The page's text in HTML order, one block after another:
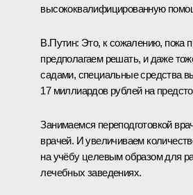
высококвалифицированную
В.Путин: Это, к сожалению, пока
предполагаем решать, и даже
садами, специальные средства
17 миллиардов рублей на
Занимаемся переподготовкой
врачей. И увеличиваем
на учёбу целевым образом для
лечебных заведениях.